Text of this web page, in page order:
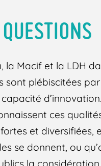
Macif et la LDH
sont plébiscitées
ces
et diversifiées,
se donnent, ou
la